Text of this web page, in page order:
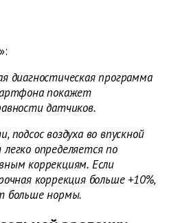
диагностическая программа
покажет
датчиков.
подсос воздуха во впускной
определяется по
коррекциям. Если
коррекция больше +10%,
больше нормы.